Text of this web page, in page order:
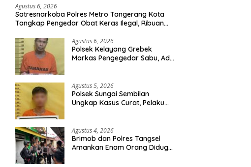
Agustus 6, 2026
Satresnarkoba Polres Metro Tangerang Kota
Tangkap Pengedar Obat Keras Ilegal, Ribuan
Agustus 6, 2026
Polsek Kelayang Grebek
Markas Pengegedar Sabu, Ada
Agustus 5, 2026
Polsek Sungai Sembilan
Ungkap Kasus Curat, Pelaku
Agustus 4, 2026
Brimob dan Polres Tangsel
Amankan Enam Orang Diduga